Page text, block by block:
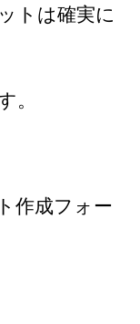
トは確実に
。
作成フォー